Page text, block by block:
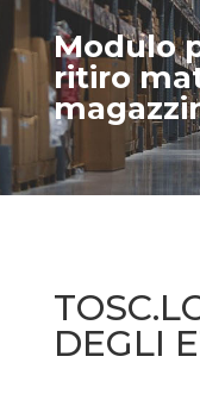
Modulo
ritiro
DEGLI